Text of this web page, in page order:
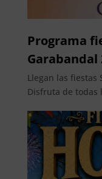
Programa
Garabandal
Llegan las fiestas
Disfruta de todas